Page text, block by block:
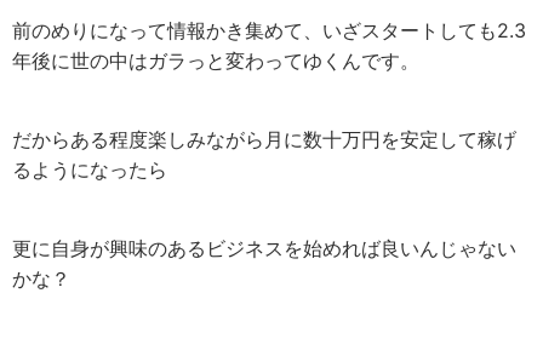
前のめりになって情報かき集めて、いざスタートしても2.3
年後に世の中はガラっと変わってゆくんです。
だからある程度楽しみながら月に数十万円を安定して稼げ
るようになったら
更に自身が興味のあるビジネスを始めれば良いんじゃない
かな？